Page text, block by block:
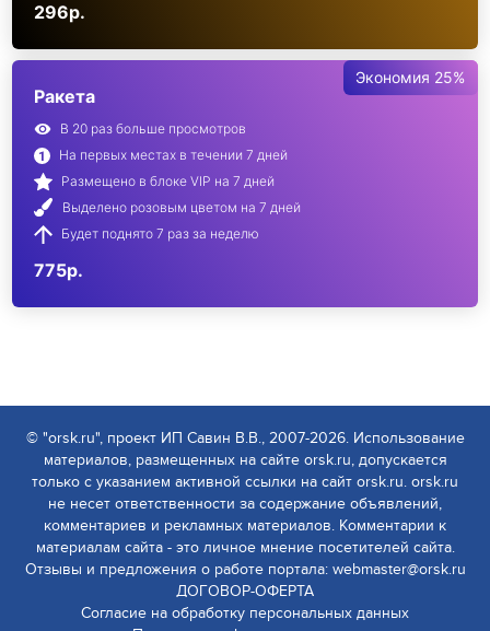
296р.
Экономия 25%
Ракета
В 20 раз больше просмотров
На первых местах в течении 7 дней
Размещено в блоке VIP на 7 дней
Выделено розовым цветом на 7 дней
Будет поднято 7 раз за неделю
775р.
© "orsk.ru", проект ИП Савин В.В., 2007-2026. Использование
материалов, размещенных на сайте orsk.ru, допускается
только с указанием активной ссылки на сайт orsk.ru. orsk.ru
не несет ответственности за содержание объявлений,
комментариев и рекламных материалов. Комментарии к
материалам сайта - это личное мнение посетителей сайта.
Отзывы и предложения о работе портала: webmaster@orsk.ru
ДОГОВОР-ОФЕРТА
Согласие на обработку персональных данных